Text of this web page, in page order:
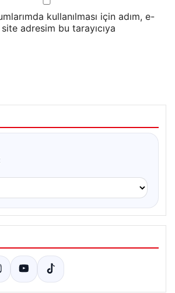
kullanılması için adım, e-
adresim bu tarayıcıya